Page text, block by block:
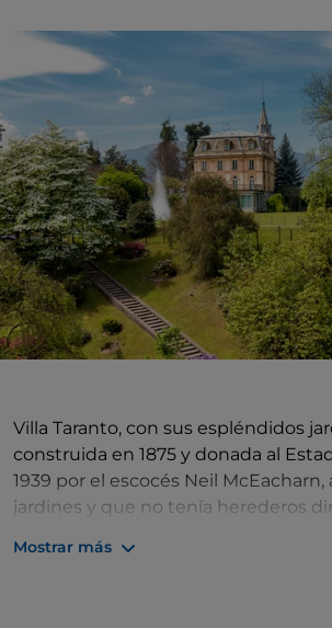
Villa Taranto, con sus espléndidos
construida en 1875 y donada al
1939 por el escocés Neil
jardines y que no tenía herederos
Mostrar más